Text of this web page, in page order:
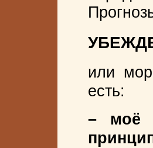
или
есть:
– моё